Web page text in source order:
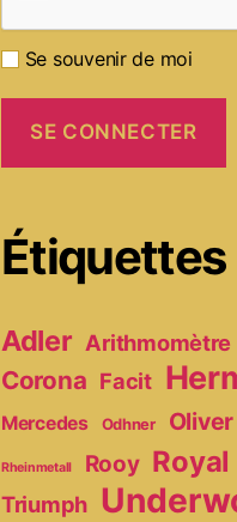
Se souvenir de moi
Étiquettes
Adler Arithmomètre
Corona Facit
Mercedes
Odhner Oliver
Rheinmetall Rooy Royal
Triumph